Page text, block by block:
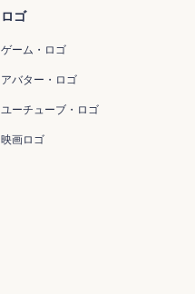
ロゴ
ゲーム・ロゴ
アバター・ロゴ
ユーチューブ・ロゴ
映画ロゴ